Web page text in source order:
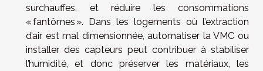
surchauffes, et réduire les consommations
« fantômes ». Dans les logements où l’extraction
d’air est mal dimensionnée, automatiser la VMC ou
installer des capteurs peut contribuer à stabiliser
l’humidité, et donc préserver les matériaux, les